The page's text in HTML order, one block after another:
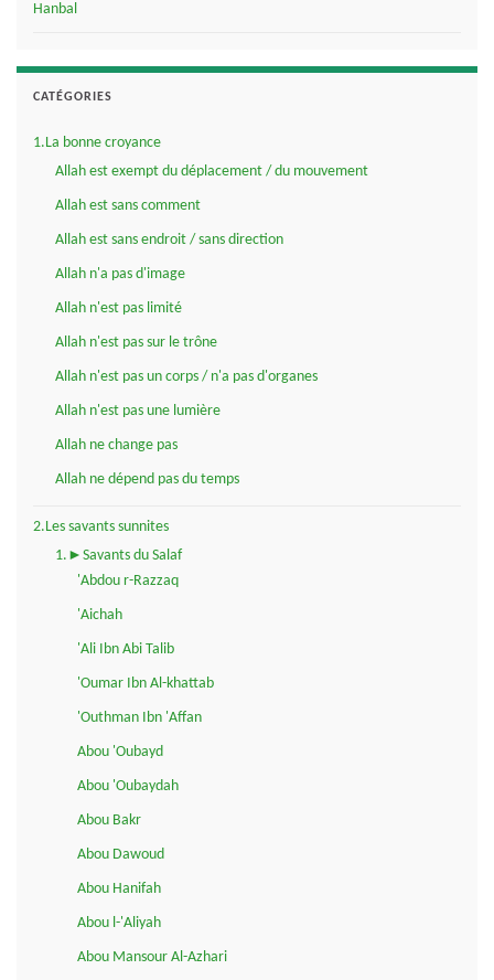
Hanbal
CATÉGORIES
1.La bonne croyance
Allah est exempt du déplacement / du mouvement
Allah est sans comment
Allah est sans endroit / sans direction
Allah n'a pas d'image
Allah n'est pas limité
Allah n'est pas sur le trône
Allah n'est pas un corps / n'a pas d'organes
Allah n'est pas une lumière
Allah ne change pas
Allah ne dépend pas du temps
2.Les savants sunnites
1.►Savants du Salaf
'Abdou r-Razzaq
'Aichah
'Ali Ibn Abi Talib
'Oumar Ibn Al-khattab
'Outhman Ibn 'Affan
Abou 'Oubayd
Abou 'Oubaydah
Abou Bakr
Abou Dawoud
Abou Hanifah
Abou l-'Aliyah
Abou Mansour Al-Azhari